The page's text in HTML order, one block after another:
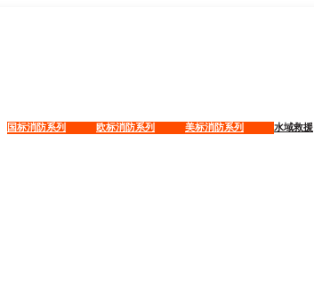
国标消防系列 欧标消防系列 美标消防系列 水域救援